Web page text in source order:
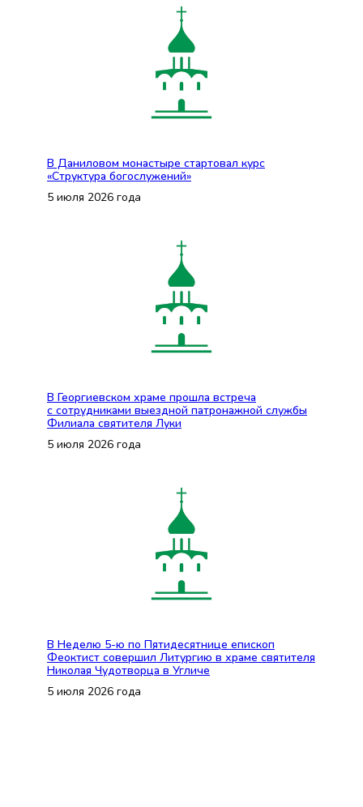
В Даниловом монастыре стартовал курс
«Структура богослужений»
5 июля 2026 года
В Георгиевском храме прошла встреча
с сотрудниками выездной патронажной службы
Филиала святителя Луки
5 июля 2026 года
В Неделю 5-ю по Пятидесятнице епископ
Феоктист совершил Литургию в храме святителя
Николая Чудотворца в Угличе
5 июля 2026 года